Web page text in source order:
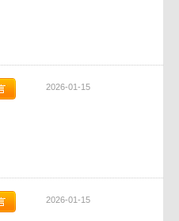
2026-01-15
2026-01-15